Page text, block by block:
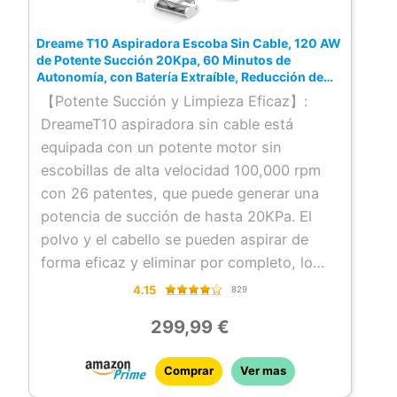
limpieza uniforme. El cepillo lateral se eleva
potencial de limpieza.
Disfruta de una limpieza minuciosa de los
suelos con la tecnología de detección
OmniDirt. El X40 Ultra Complete emplea
mecanismos avanzados de detección de
suciedad y del color para limpiar diversos
tipos de suciedad, desde polvo hasta
derrames. Te libera de las tareas
domésticas gracias al doble fregado
automático de las manchas difíciles y al
doble lavado automático de la mopa.
Dreame T10 Aspiradora Escoba Sin Cable, 120 AW
de Potente Succión 20Kpa, 60 Minutos de
Autonomía, con Batería Extraíble, Reducción de
Ruido, Aspiradora para Pelo de Mascotas, Suelos
Duros y Alfombras…
【Potente Succión y Limpieza Eficaz】:
DreameT10 aspiradora sin cable está
equipada con un potente motor sin
escobillas de alta velocidad 100,000 rpm
con 26 patentes, que puede generar una
potencia de succión de hasta 20KPa. El
polvo y el cabello se pueden aspirar de
forma eficaz y eliminar por completo, lo
que le garantiza la máxima limpieza. 3
satisfacer todas sus necesidades de
【Larga Autonomía y Batería Extraíble】: La
4.15 829
299,99 €
Comprar Ver mas